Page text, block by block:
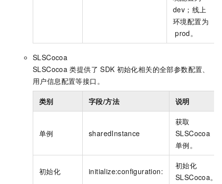
dev；线上
环境配置为
prod。
SLSCocoa
SLSCocoa 类提供了 SDK 初始化相关的全部参数配置、
用户信息配置等接口。
类别 字段/方法 说明
单例 sharedInstance
获取
SLSCocoa
单例。
初始化 initialize:configuration:
初始化
SLSCocoa。